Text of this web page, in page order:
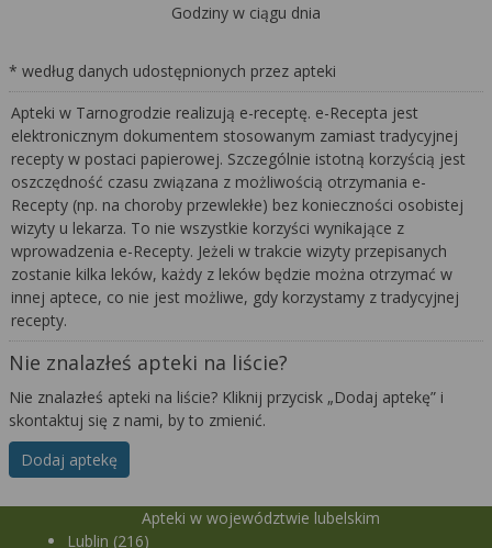
Godziny w ciągu dnia
* według danych udostępnionych przez apteki
Apteki w Tarnogrodzie realizują e-receptę. e-Recepta jest
elektronicznym dokumentem stosowanym zamiast tradycyjnej
recepty w postaci papierowej. Szczególnie istotną korzyścią jest
oszczędność czasu związana z możliwością otrzymania e-
Recepty (np. na choroby przewlekłe) bez konieczności osobistej
wizyty u lekarza. To nie wszystkie korzyści wynikające z
wprowadzenia e-Recepty. Jeżeli w trakcie wizyty przepisanych
zostanie kilka leków, każdy z leków będzie można otrzymać w
innej aptece, co nie jest możliwe, gdy korzystamy z tradycyjnej
recepty.
Nie znalazłeś apteki na liście?
Nie znalazłeś apteki na liście? Kliknij przycisk „Dodaj aptekę” i
skontaktuj się z nami, by to zmienić.
Dodaj aptekę
Apteki w województwie lubelskim
Lublin (216)